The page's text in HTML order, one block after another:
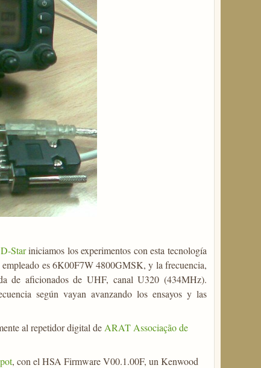
D-Stariniciamos los experimentos con esta tecnología
empleado es 6K00F7W 4800GMSK, y la frecuencia,
de aficionados de UHF, canal U320 (434MHz).
según vayan avanzando los ensayos y las
al repetidor digital de ARAT Associação de
, con el HSA Firmware V00.1.00F, un Kenwood